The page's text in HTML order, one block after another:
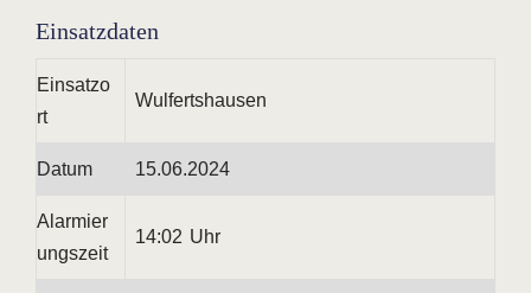
Einsatzdaten
Einsatzo
rt
Wulfertshausen
Datum 15.06.2024
Alarmier
ungszeit
14:02 Uhr